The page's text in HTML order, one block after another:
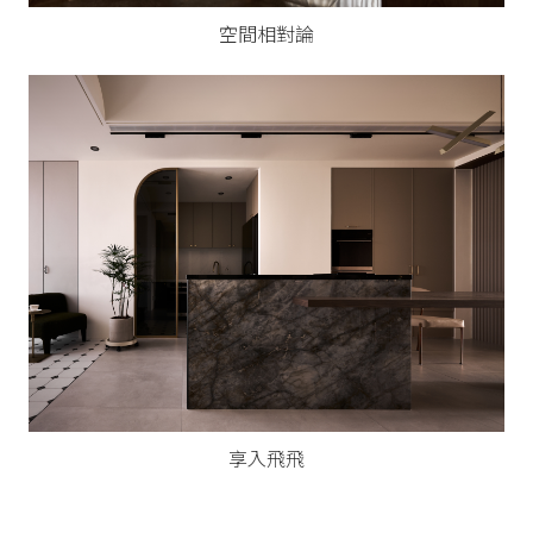
空間相對論
享入飛飛